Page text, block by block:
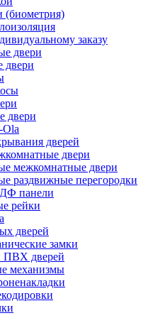
(биометрия)
заказу
двери
двери
двери
Ola
дверей
двери
межкомнатные двери
раздвижные перегородки
панели
рейки
дверей
замки
дверей
механизмы